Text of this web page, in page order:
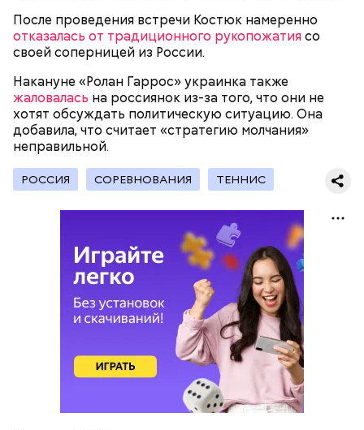
После проведения встречи Костюк намеренно
отказалась от традиционного рукопожатиясо
своей соперницей из России.
Накануне «Ролан Гаррос» украинка также
жаловалась на россиянок из-за того, что они не
хотят обсуждать политическую ситуацию. Она
добавила, что считает «стратегию молчания»
неправильной.
РОССИЯ СОРЕВНОВАНИЯ ТЕННИС
Сообщается, что мадридский клуб уже ведет
переговоры с ПСЖ. При этом сам Кварацхелия, как
утверждается, не исключает варианта с
переходом в испанскую команду, передает
До этого стало известно, что нападающего
футбольного клуба «Барселона» Ламина Ямаля
признали лучшим игроком сезона-2025/26
чемпионата Испании по футболу: спортсмен смог
обойти нападающего клуба «Реал Мадрид»
Килиана Мбаппе.
Начало матчей указано по московскому времени: